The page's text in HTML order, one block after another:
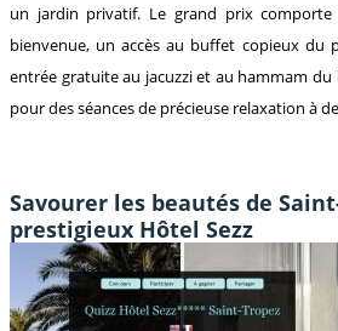
un jardin privatif. Le grand prix
bienvenue, un accès au buffet copieux du
entrée gratuite au jacuzzi et au hammam du
pour des séances de précieuse relaxation à
Savourer les beautés de
prestigieux Hôtel Sezz